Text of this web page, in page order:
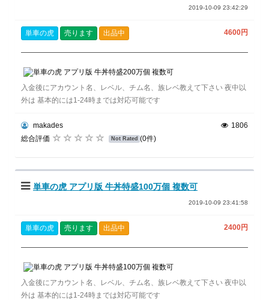
2019-10-09 23:42:29
単車の虎 売ります 出品中 4600円
入金後にアカウント名、レベル、チム名、族レベ教えて下さい 夜中以
外は 基本的には1-24時までは対応可能です
makades
総合評価
Not Rated (0件)
1806
単車の虎 アプリ版 牛丼特盛100万個 複数可
2019-10-09 23:41:58
単車の虎 売ります 出品中 2400円
入金後にアカウント名、レベル、チム名、族レベ教えて下さい 夜中以
外は 基本的には1-24時までは対応可能です